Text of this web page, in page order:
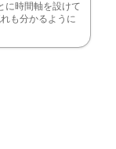
に時間軸を設けて
も分かるように